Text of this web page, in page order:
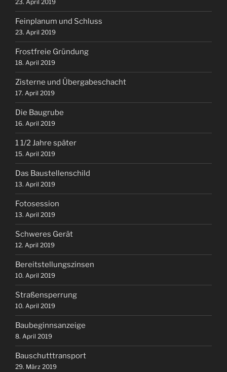
23. April 2019
Feinplanum und Schluss
23. April 2019
Frostfreie Gründung
18. April 2019
Zisterne und Übergabeschacht
17. April 2019
Die Baugrube
16. April 2019
1 1/2 Jahre später
15. April 2019
Das Baustellenschild
13. April 2019
Fotosession
13. April 2019
Schweres Gerät
12. April 2019
Bereitstellungszinsen
10. April 2019
Straßensperrung
10. April 2019
Baubeginnsanzeige
8. April 2019
Bauschutttransport
29. März 2019